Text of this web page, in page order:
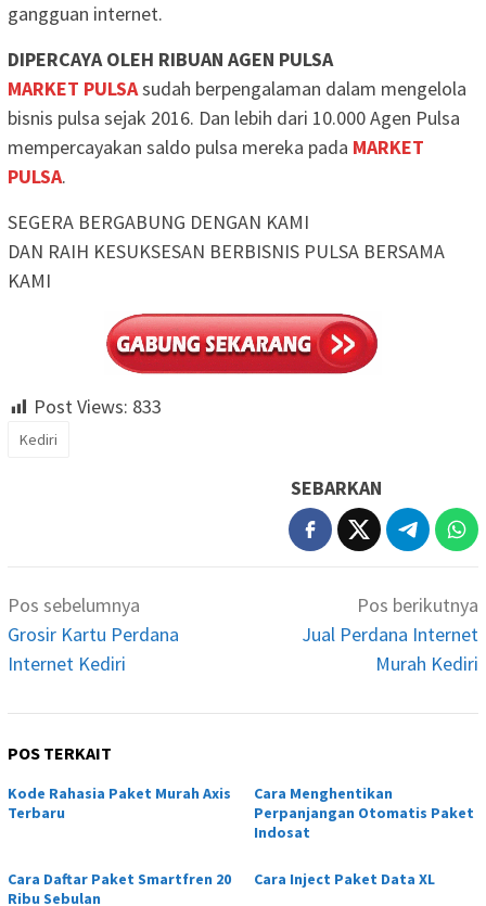
gangguan internet.
DIPERCAYA OLEH RIBUAN AGEN PULSA
MARKET PULSAsudah berpengalaman dalam mengelola
bisnis pulsa sejak 2016. Dan lebih dari 10.000 Agen Pulsa
mempercayakan saldo pulsa mereka pada MARKET
PULSA.
SEGERA BERGABUNG DENGAN KAMI
DAN RAIH KESUKSESAN BERBISNIS PULSA BERSAMA
KAMI
Post Views: 833
Kediri
SEBARKAN
Navigasi
pos
Pos sebelumnya
Grosir Kartu Perdana
Internet Kediri
Pos berikutnya
Jual Perdana Internet
Murah Kediri
POS TERKAIT
Kode Rahasia Paket Murah Axis
Terbaru
Cara Menghentikan
Perpanjangan Otomatis Paket
Indosat
Cara Daftar Paket Smartfren 20
Ribu Sebulan
Cara Inject Paket Data XL